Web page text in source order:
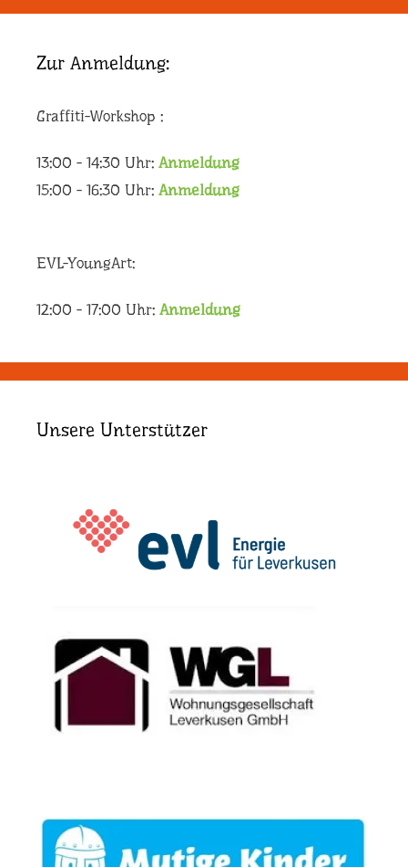
Zur Anmeldung:
Graffiti-Workshop :
13:00 - 14:30 Uhr: Anmeldung
15:00 - 16:30 Uhr: Anmeldung
EVL-YoungArt:
12:00 - 17:00 Uhr: Anmeldung
Unsere Unterstützer